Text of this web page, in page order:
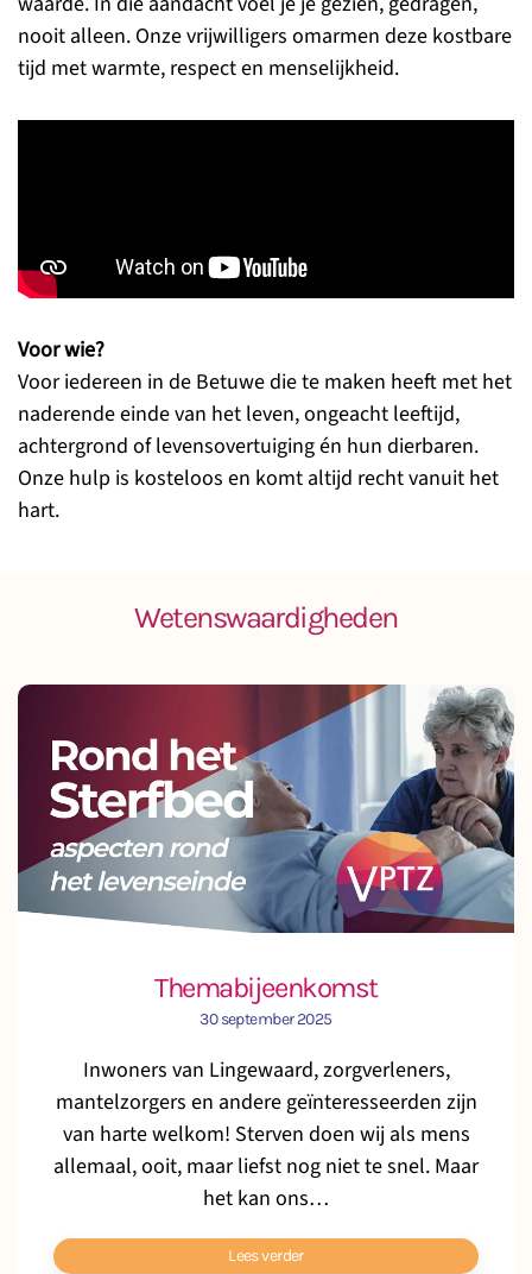
nooit alleen. Onze vrijwilligers omarmen deze kostbare
tijd met warmte, respect en menselijkheid.
Voor wie?
Voor iedereen in de Betuwe die te maken heeft met het
naderende einde van het leven, ongeacht leeftijd,
achtergrond of levensovertuiging én hun dierbaren.
Onze hulp is kosteloos en komt altijd recht vanuit het
hart.
Wetenswaardigheden
Themabijeenkomst
30 september 2025
Inwoners van Lingewaard, zorgverleners,
mantelzorgers en andere geïnteresseerden zijn
van harte welkom! Sterven doen wij als mens
allemaal, ooit, maar liefst nog niet te snel. Maar
het kan ons…
Lees verder